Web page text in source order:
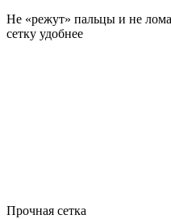
Не «режут» пальцы и не
сетку удобнее
Прочная сетка